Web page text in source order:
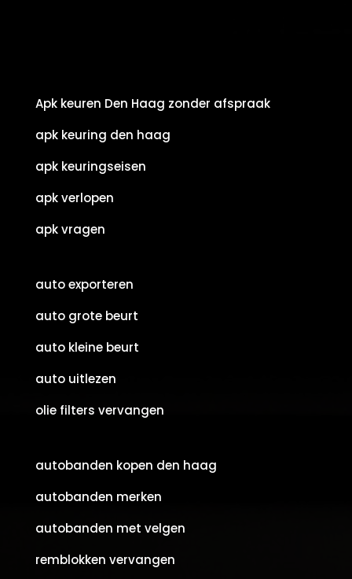
Apk keuren Den Haag zonder afspraak
apk keuring den haag
apk keuringseisen
apk verlopen
apk vragen
auto exporteren
auto grote beurt
auto kleine beurt
auto uitlezen
olie filters vervangen
autobanden kopen den haag
autobanden merken
autobanden met velgen
remblokken vervangen